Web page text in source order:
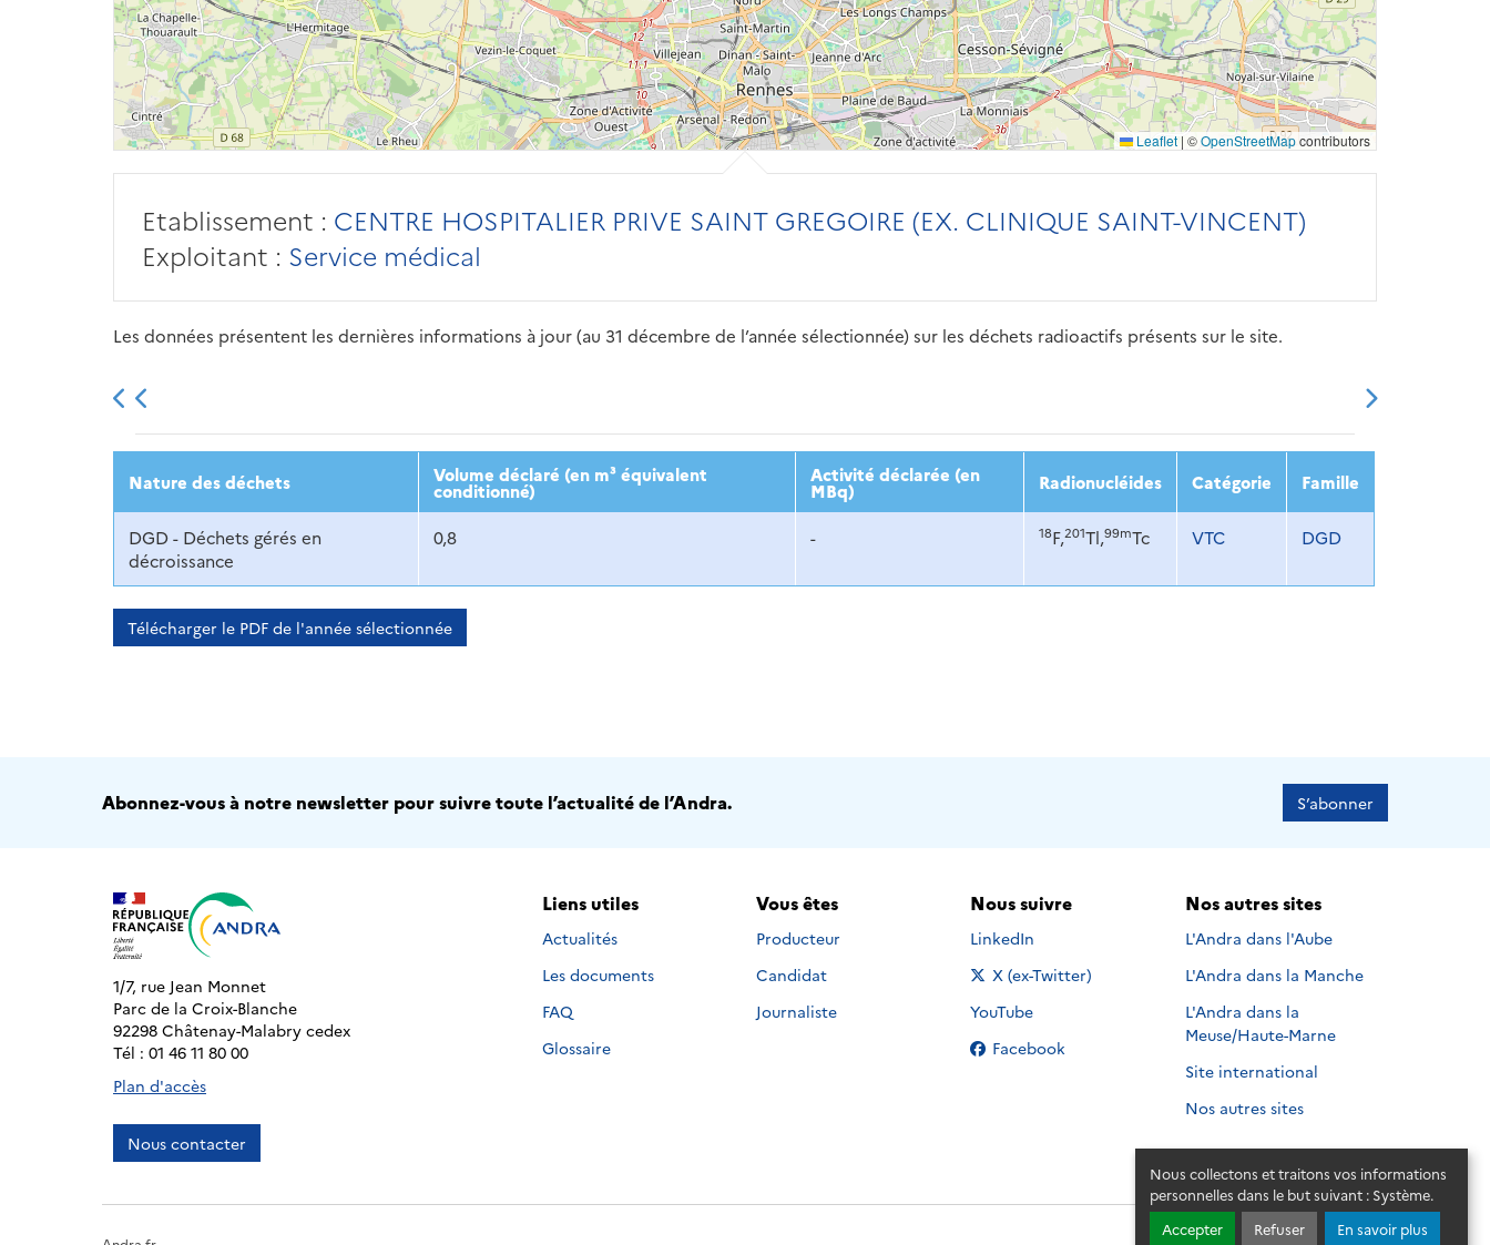
Nous collectons et traitons vos informations
personnelles dans le but suivant : Système.
Accepter
Refuser En savoir plus
Leaflet | ©OpenStreetMapcontributors
Etablissement : CENTRE HOSPITALIER PRIVE SAINT GREGOIRE (EX. CLINIQUE SAINT-VINCENT)
Exploitant : Service médical
Les données présentent les dernières informations à jour (au 31 décembre de l’année sélectionnée) sur les déchets radioactifs présents sur le site.
2013 2014 2015 2016 2017 2018 2019 2020 2021 2022 2023
Nature des déchets Volume déclaré (en m³ équivalent
conditionné)
Activité déclarée (en
MBq) Radionucléides Catégorie Famille
DGD - Déchets gérés en
décroissance
0,8 - 18F,201Tl,99mTc VTC DGD
Télécharger le PDF de l'année sélectionnée
Abonnez-vous à notre newsletter pour suivre toute l’actualité de l’Andra. S’abonner
1/7, rue Jean Monnet
Parc de la Croix-Blanche
92298 Châtenay-Malabry cedex
Tél : 01 46 11 80 00
Plan d'accès
Nous contacter
Liens utiles
Actualités
Les documents
FAQ
Glossaire
Vous êtes
Producteur
Candidat
Journaliste
Nous suivre
Nous suivre sur
LinkedIn
Nous suivre sur
X (ex-Twitter)
Nous suivre sur
YouTube
Nous suivre sur
Facebook
Nos autres sites
L'Andra dans l'Aube
L'Andra dans la Manche
L'Andra dans la
Meuse/Haute-Marne
Site international
Nos autres sites